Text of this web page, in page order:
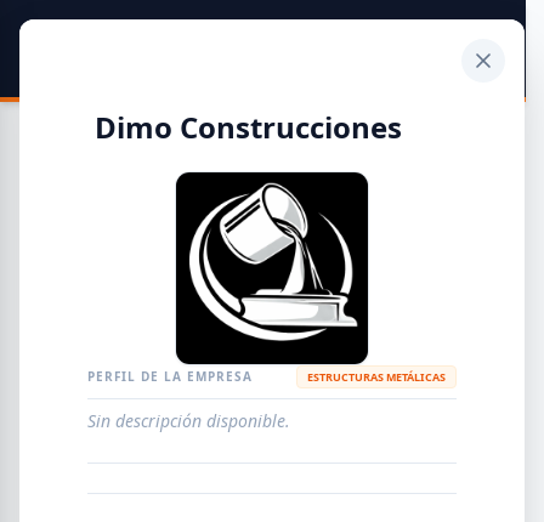
Guía de Empresas Metalúrgicas y Siderúrgicas
METALÚRGICAS
EMPRESAS AGREGAR EMPRESA
Dimo Construcciones
PERFIL DE LA EMPRESA ESTRUCTURAS METÁLICAS
Sin descripción disponible.